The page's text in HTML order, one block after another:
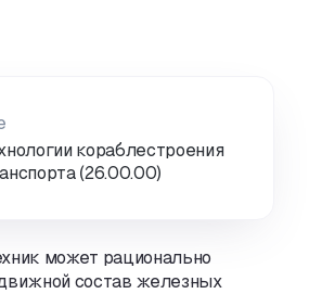
может рационально
состав железных
кораблестроения
(26.00.00)